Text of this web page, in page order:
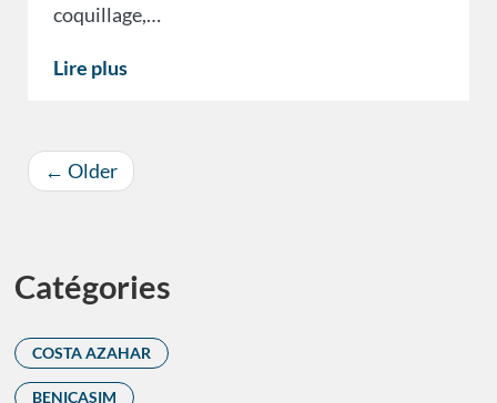
coquillage,…
Lire plus
← Older
Catégories
COSTA AZAHAR
BENICASIM